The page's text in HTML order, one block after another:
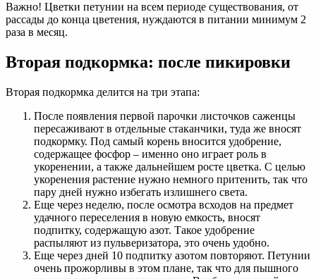
Важно! Цветки петунии на всем периоде существования, от
рассады до конца цветения, нуждаются в питании минимум 2
раза в месяц.
Вторая подкормка: после пикировки
Вторая подкормка делится на три этапа:
После появления первой парочки листочков саженцы
пересаживают в отдельные стаканчики, туда же вносят
подкормку. Под самый корень вносится удобрение,
содержащее фосфор – именно оно играет роль в
укоренении, а также дальнейшем росте цветка. С целью
укоренения растение нужно немного притенить, так что
пару дней нужно избегать излишнего света.
Еще через неделю, после осмотра всходов на предмет
удачного переселения в новую емкость, вносят
подпитку, содержащую азот. Такое удобрение
распыляют из пульверизатора, это очень удобно.
Еще через дней 10 подпитку азотом повторяют. Петунии
очень прожорливы в этом плане, так что для пышного